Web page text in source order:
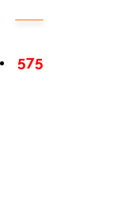
575